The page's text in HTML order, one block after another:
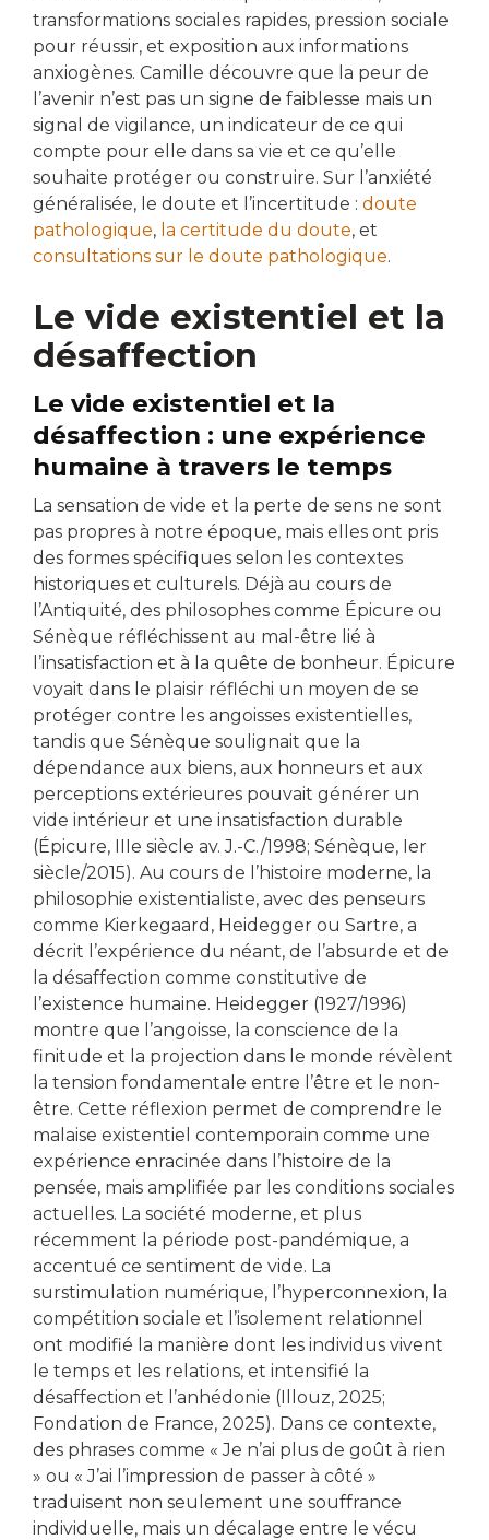
transformations sociales rapides, pression sociale
pour réussir, et exposition aux informations
anxiogènes. Camille découvre que la peur de
l’avenir n’est pas un signe de faiblesse mais un
signal de vigilance, un indicateur de ce qui
compte pour elle dans sa vie et ce qu’elle
souhaite protéger ou construire. Sur l’anxiété
généralisée, le doute et l’incertitude : doute
pathologique, la certitude du doute, et
consultations sur le doute pathologique.
Le vide existentiel et la
désaffection
Le vide existentiel et la
désaffection : une expérience
humaine à travers le temps
La sensation de vide et la perte de sens ne sont
pas propres à notre époque, mais elles ont pris
des formes spécifiques selon les contextes
historiques et culturels. Déjà au cours de
l’Antiquité, des philosophes comme Épicure ou
Sénèque réfléchissent au mal-être lié à
l’insatisfaction et à la quête de bonheur. Épicure
voyait dans le plaisir réfléchi un moyen de se
protéger contre les angoisses existentielles,
tandis que Sénèque soulignait que la
dépendance aux biens, aux honneurs et aux
perceptions extérieures pouvait générer un
vide intérieur et une insatisfaction durable
(Épicure, IIIe siècle av. J.-C./1998; Sénèque, Ier
siècle/2015). Au cours de l’histoire moderne, la
philosophie existentialiste, avec des penseurs
comme Kierkegaard, Heidegger ou Sartre, a
décrit l’expérience du néant, de l’absurde et de
la désaffection comme constitutive de
l’existence humaine. Heidegger (1927/1996)
montre que l’angoisse, la conscience de la
finitude et la projection dans le monde révèlent
la tension fondamentale entre l’être et le non-
être. Cette réflexion permet de comprendre le
malaise existentiel contemporain comme une
expérience enracinée dans l’histoire de la
pensée, mais amplifiée par les conditions sociales
actuelles. La société moderne, et plus
récemment la période post-pandémique, a
accentué ce sentiment de vide. La
surstimulation numérique, l’hyperconnexion, la
compétition sociale et l’isolement relationnel
ont modifié la manière dont les individus vivent
le temps et les relations, et intensifié la
désaffection et l’anhédonie (Illouz, 2025;
Fondation de France, 2025). Dans ce contexte,
des phrases comme « Je n’ai plus de goût à rien
» ou « J’ai l’impression de passer à côté »
traduisent non seulement une souffrance
individuelle, mais un décalage entre le vécu